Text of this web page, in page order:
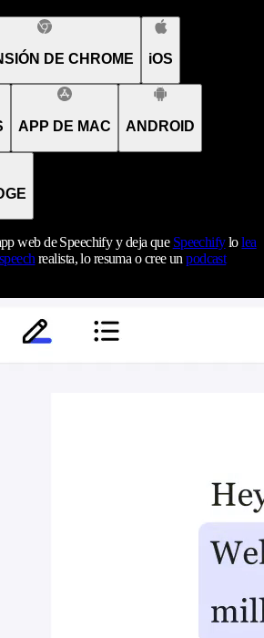
DE CHROME iOS
APP DE MAC ANDROID
web de Speechify y deja que Speechifylolea
realista, lo resuma o cree unpodcast